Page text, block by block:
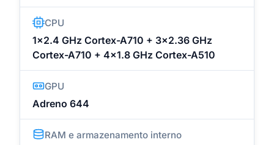
CPU
1x2.4 GHz Cortex-A710 + 3x2.36 GHz
Cortex-A710 + 4x1.8 GHz Cortex-A510
GPU
Adreno 644
RAM e armazenamento interno